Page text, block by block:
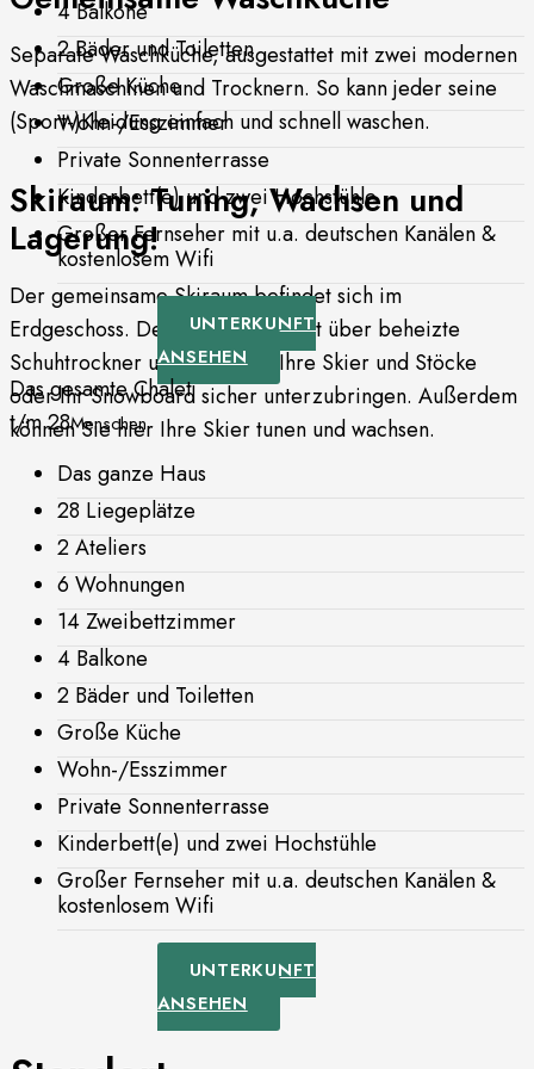
Separate Waschküche, ausgestattet mit zwei modernen
Waschmaschinen und Trocknern. So kann jeder seine
(Sport-)Kleidung einfach und schnell waschen.
Skiraum: Tuning, Wachsen und
Lagerung!
Der gemeinsame Skiraum befindet sich im
Erdgeschoss. Der Skiraum verfügt über beheizte
Schuhtrockner und Platz, um Ihre Skier und Stöcke
oder Ihr Snowboard sicher unterzubringen. Außerdem
können Sie hier Ihre Skier tunen und wachsen.
4 Balkone
2 Bäder und Toiletten
Große Küche
Wohn-/Esszimmer
Private Sonnenterrasse
Kinderbett(e) und zwei Hochstühle
Großer Fernseher mit u.a. deutschen Kanälen &
kostenlosem Wifi
UNTERKUNFT
ANSEHEN
Das gesamte Chalet
t/m 28Menschen
Das ganze Haus
28 Liegeplätze
2 Ateliers
6 Wohnungen
14 Zweibettzimmer
4 Balkone
2 Bäder und Toiletten
Große Küche
Wohn-/Esszimmer
Private Sonnenterrasse
Kinderbett(e) und zwei Hochstühle
Großer Fernseher mit u.a. deutschen Kanälen &
kostenlosem Wifi
UNTERKUNFT
ANSEHEN